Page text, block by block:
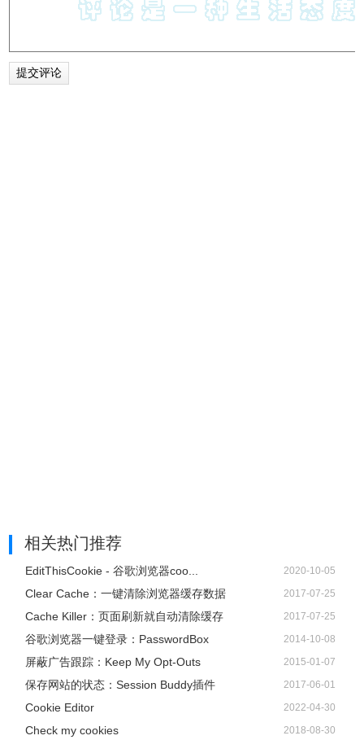
相关热门推荐
EditThisCookie - 谷歌浏览器coo... 2020-10-05
Clear Cache：一键清除浏览器缓存数据 2017-07-25
Cache Killer：页面刷新就自动清除缓存 2017-07-25
谷歌浏览器一键登录：PasswordBox 2014-10-08
屏蔽广告跟踪：Keep My Opt-Outs 2015-01-07
保存网站的状态：Session Buddy插件 2017-06-01
Cookie Editor 2022-04-30
Check my cookies 2018-08-30